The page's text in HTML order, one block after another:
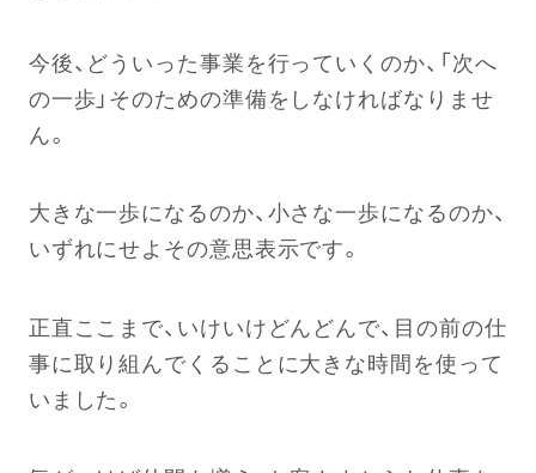
今後、どういった事業を行っていくのか、「次へ
の一歩」そのための準備をしなければなりませ
ん。
大きな一歩になるのか、小さな一歩になるのか、
いずれにせよその意思表示です。
正直ここまで、いけいけどんどんで、目の前の仕
事に取り組んでくることに大きな時間を使って
いました。